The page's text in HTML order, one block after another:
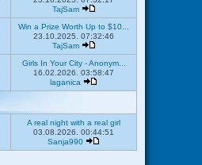
TajSam
Win a Prize Worth Up to $10...
23.10.2025. 07:32:46
TajSam
Girls In Your City - Anonym...
16.02.2026. 03:58:47
laganica
A real night with a real girl
03.08.2026. 00:44:51
Sanja990